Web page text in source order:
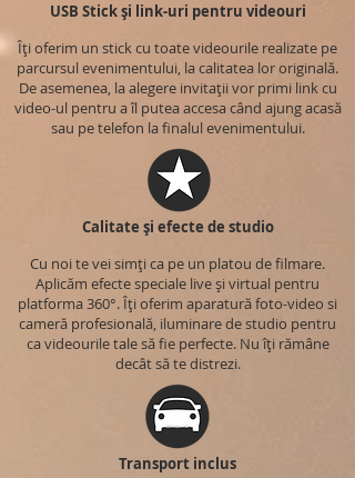
USB Stick și link-uri pentru videouri
Îți oferim un stick cu toate videourile realizate pe
parcursul evenimentului, la calitatea lor originală.
De asemenea, la alegere invitații vor primi link cu
video-ul pentru a îl putea accesa când ajung acasă
sau pe telefon la finalul evenimentului.
Calitate și efecte de studio
Cu noi te vei simți ca pe un platou de filmare.
Aplicăm efecte speciale live și virtual pentru
platforma 360°. Îți oferim aparatură foto-video si
cameră profesională, iluminare de studio pentru
ca videourile tale să fie perfecte. Nu îți rămâne
decât să te distrezi.
Transport inclus